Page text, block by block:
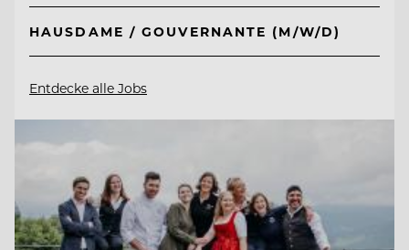
HAUSDAME / GOUVERNANTE (M/W/D)
Entdecke alle Jobs